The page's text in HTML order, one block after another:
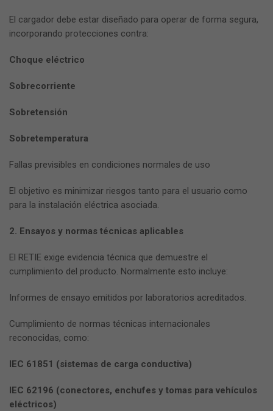
El cargador debe estar diseñado para operar de forma segura,
incorporando protecciones contra:
Choque eléctrico
Sobrecorriente
Sobretensión
Sobretemperatura
Fallas previsibles en condiciones normales de uso
El objetivo es minimizar riesgos tanto para el usuario como
para la instalación eléctrica asociada.
2. Ensayos y normas técnicas aplicables
El RETIE exige evidencia técnica que demuestre el
cumplimiento del producto. Normalmente esto incluye:
Informes de ensayo emitidos por laboratorios acreditados.
Cumplimiento de normas técnicas internacionales
reconocidas, como:
IEC 61851 (sistemas de carga conductiva)
IEC 62196 (conectores, enchufes y tomas para vehículos
eléctricos)